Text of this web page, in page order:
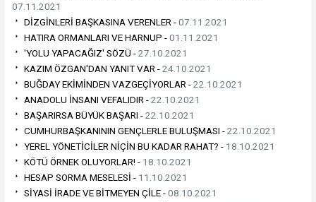
07.11.2021
DİZGİNLERİ BAŞKASINA VERENLER -07.11.2021
HATIRA ORMANLARI VE HARNUP -01.11.2021
'YOLU YAPACAĞIZ' SÖZÜ -27.10.2021
KAZIM ÖZGAN'DAN YANIT VAR -24.10.2021
BUĞDAY EKİMİNDEN VAZGEÇİYORLAR -22.10.2021
ANADOLU İNSANI VEFALIDIR -22.10.2021
BAŞARIRSA BÜYÜK BAŞARI -22.10.2021
CUMHURBAŞKANININ GENÇLERLE BULUŞMASI -22.10.2021
YEREL YÖNETİCİLER NİÇİN BU KADAR RAHAT? - 18.10.2021
KÖTÜ ÖRNEK OLUYORLAR! - 18.10.2021
HESAP SORMA MESELESİ - 11.10.2021
SİYASİ İRADE VE BİTMEYEN ÇİLE -08.10.2021